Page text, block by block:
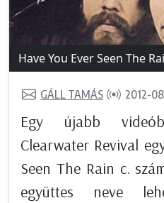
Have You Ever Seen The
GÁLL TAMÁS 2012-
Egy újabb
Clearwater Revival
Seen The Rain c.
együttes neve